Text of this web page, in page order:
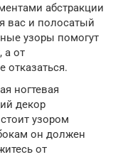
абстракции
вас и полосатый
узоры помогут
а от
отказаться.
ногтевая
декор
узором
он должен
от